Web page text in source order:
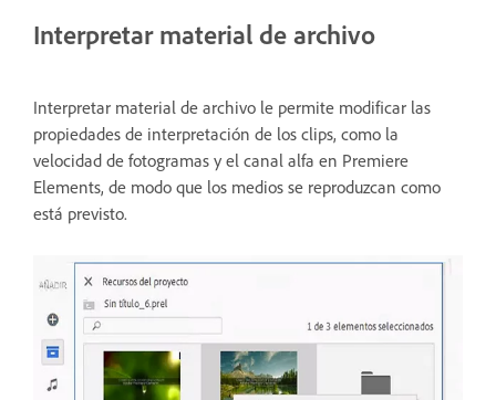
Interpretar material de archivo
Interpretar material de archivo le permite modificar las
propiedades de interpretación de los clips, como la
velocidad de fotogramas y el canal alfa en Premiere
Elements, de modo que los medios se reproduzcan como
está previsto.